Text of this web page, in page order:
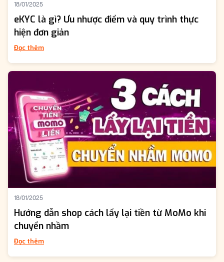
18/01/2025
eKYC là gì? Ưu nhược điểm và quy trình thực
hiện đơn giản
Đọc thêm
18/01/2025
Hướng dẫn shop cách lấy lại tiền từ MoMo khi
chuyển nhầm
Đọc thêm